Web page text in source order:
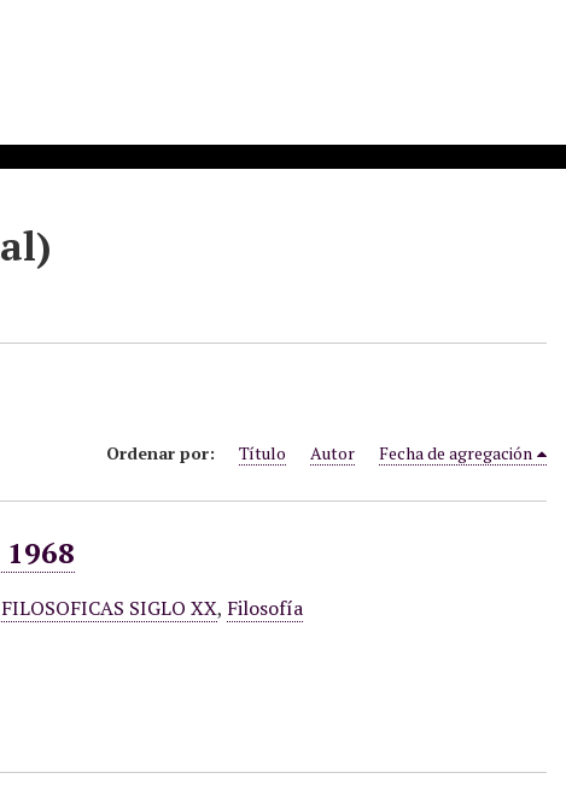
Ordenar por: Título Autor Fecha de agregación
SIGLO XX, Filosofía